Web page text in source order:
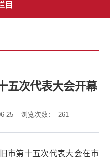
目
五次代表大会开幕
25 浏览次数： 261
市第十五次代表大会在市